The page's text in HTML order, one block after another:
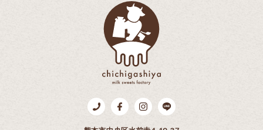
Tel.096-383-8878
FacebookInstagram